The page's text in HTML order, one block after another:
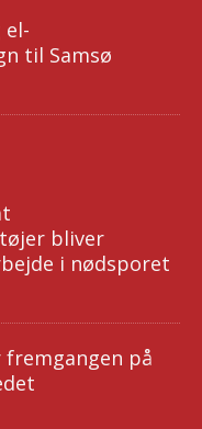
el-
til Samsø
bliver
i nødsporet
på